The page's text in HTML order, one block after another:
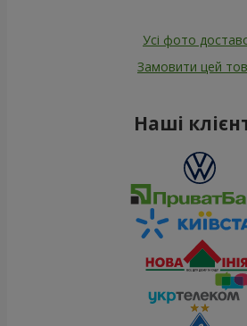
Усі фото
Замовити цей
Наші